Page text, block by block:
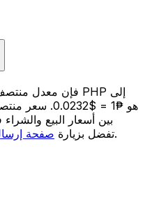
بين أسعار البيع
تكلفة هذا التحويل مع Xe، تفضل بزيارة صفحة .